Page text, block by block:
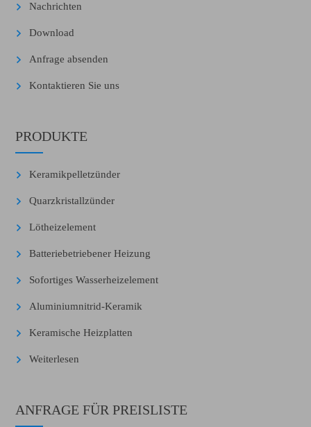
Nachrichten
Download
Anfrage absenden
Kontaktieren Sie uns
PRODUKTE
Keramikpelletzünder
Quarzkristallzünder
Lötheizelement
Batteriebetriebener Heizung
Sofortiges Wasserheizelement
Aluminiumnitrid-Keramik
Keramische Heizplatten
Weiterlesen
ANFRAGE FÜR PREISLISTE